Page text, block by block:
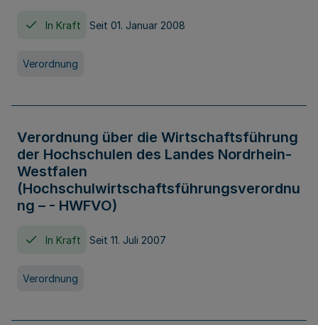
In Kraft Seit 01. Januar 2008
Verordnung
Verordnung über die Wirtschaftsführung
der Hochschulen des Landes Nordrhein-
Westfalen
(Hochschulwirtschaftsführungsverordnu
ng – - HWFVO)
In Kraft Seit 11. Juli 2007
Verordnung